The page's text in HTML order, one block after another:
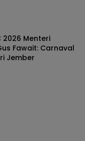
2026 Menteri
Fawait: Carnaval
Jember